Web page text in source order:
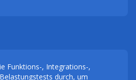
Funktions-, Integrations-,
durch, um